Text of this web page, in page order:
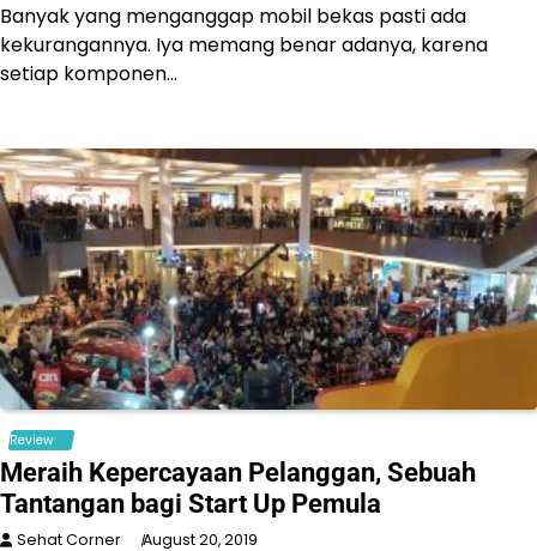
Banyak yang menganggap mobil bekas pasti ada
kekurangannya. Iya memang benar adanya, karena
setiap komponen…
Review
Meraih Kepercayaan Pelanggan, Sebuah
Tantangan bagi Start Up Pemula
Sehat Corner August 20, 2019